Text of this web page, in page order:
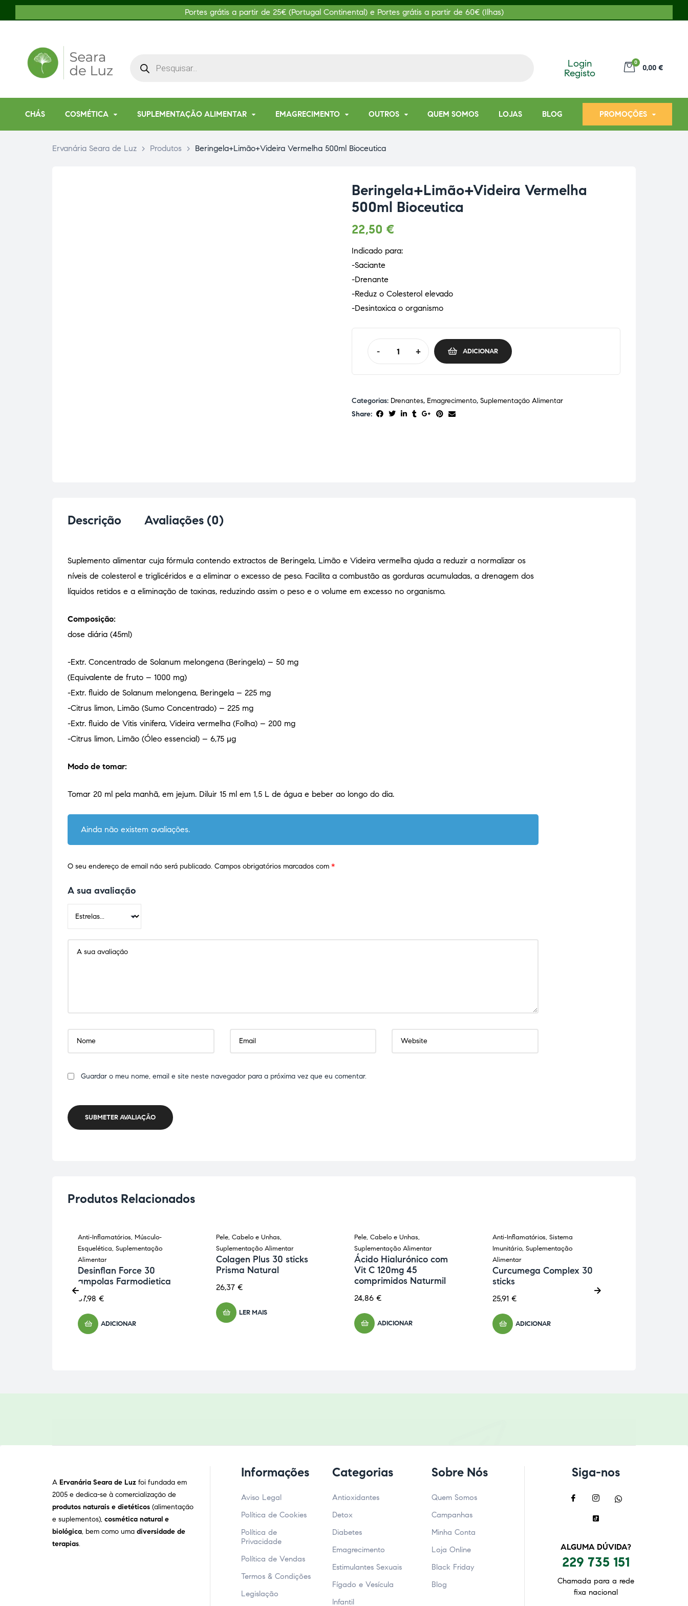
Portes grátis a partir de 25€ (Portugal Continental) e Portes grátis a partir de 60€ (Ilhas)
Login
Registo
0
0,00 €
CHÁS COSMÉTICA SUPLEMENTAÇÃO ALIMENTAR EMAGRECIMENTO OUTROS QUEM SOMOS LOJAS BLOG PROMOÇÕES
Ervanária Seara de Luz > Produtos > Beringela+Limão+Videira Vermelha 500ml Bioceutica
Beringela+Limão+Videira Vermelha
500ml Bioceutica
22,50 €
Indicado para:
-Saciante
-Drenante
-Reduz o Colesterol elevado
-Desintoxica o organismo
- + ADICIONAR
Categorias: Drenantes, Emagrecimento, Suplementação Alimentar
Share:
Descrição Avaliações (0)
Suplemento alimentar cuja fórmula contendo extractos de Beringela, Limão e Videira vermelha ajuda a reduzir a normalizar os
níveis de colesterol e triglicéridos e a eliminar o excesso de peso. Facilita a combustão as gorduras acumuladas, a drenagem dos
líquidos retidos e a eliminação de toxinas, reduzindo assim o peso e o volume em excesso no organismo.
Composição:
dose diária (45ml)
-Extr. Concentrado de Solanum melongena (Beringela) – 50 mg
(Equivalente de fruto – 1000 mg)
-Extr. fluido de Solanum melongena, Beringela – 225 mg
-Citrus limon, Limão (Sumo Concentrado) – 225 mg
-Extr. fluido de Vitis vinifera, Videira vermelha (Folha) – 200 mg
-Citrus limon, Limão (Óleo essencial) – 6,75 µg
Modo de tomar:
Tomar 20 ml pela manhã, em jejum. Diluir 15 ml em 1,5 L de água e beber ao longo do dia.
Ainda não existem avaliações.
O seu endereço de email não será publicado. Campos obrigatórios marcados com *
A sua avaliação
Guardar o meu nome, email e site neste navegador para a próxima vez que eu comentar.
SUBMETER AVALIAÇÃO
Produtos Relacionados
Anti-Inflamatórios, Músculo-
Esquelética, Suplementação
Alimentar
Desinflan Force 30
ampolas Farmodietica
37,98 €
ADICIONAR
ESGOTADO
Pele, Cabelo e Unhas,
Suplementação Alimentar
Colagen Plus 30 sticks
Prisma Natural
26,37 €
LER MAIS
Pele, Cabelo e Unhas,
Suplementação Alimentar
Ácido Hialurónico com
Vit C 120mg 45
comprimidos Naturmil
24,86 €
ADICIONAR
Anti-Inflamatórios, Sistema
Imunitário, Suplementação
Alimentar
Curcumega Complex 30
sticks
25,91 €
ADICIONAR
A Ervanária Seara de Luz foi fundada em
2005 e dedica-se à comercialização de
produtos naturais e dietéticos (alimentação
e suplementos), cosmética natural e
biológica, bem como uma diversidade de
terapias.
Informações
Aviso Legal
Política de Cookies
Política de
Privacidade
Política de Vendas
Termos & Condições
Legislação
Categorias
Antioxidantes
Detox
Diabetes
Emagrecimento
Estimulantes Sexuais
Fígado e Vesícula
Infantil
Sobre Nós
Quem Somos
Campanhas
Minha Conta
Loja Online
Black Friday
Blog
Siga-nos
ALGUMA DÚVIDA?
229 735 151
Chamada para a rede
fixa nacional